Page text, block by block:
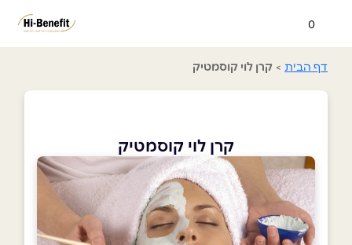
0
דף הבית > קרן לוי קוסמטיק
קרן לוי קוסמטיק